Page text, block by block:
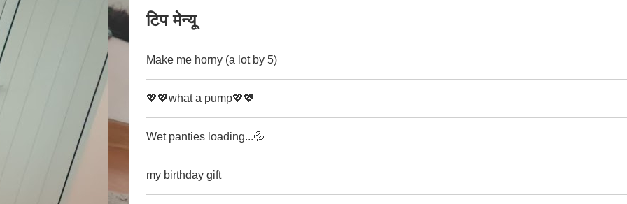
टिप मेन्यू
Make me horny (a lot by 5)
💖💖what a pump💖💖
Wet panties loading...💦
my birthday gift